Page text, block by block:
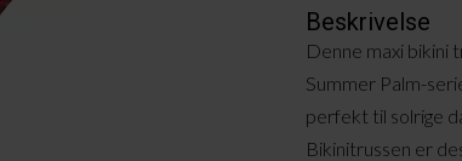
Beskrivelse
Denne maxi bikini
Summer Palm-
perfekt til solrige
Bikinitrussen er